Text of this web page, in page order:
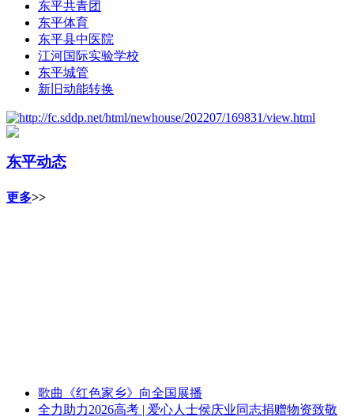
东平共青团
东平体育
东平县中医院
江河国际实验学校
东平城管
新旧动能转换
东平动态
更多>>
歌曲《红色家乡》向全国展播
全力助力2026高考 | 爱心人士侯庆业同志捐赠物资致敬